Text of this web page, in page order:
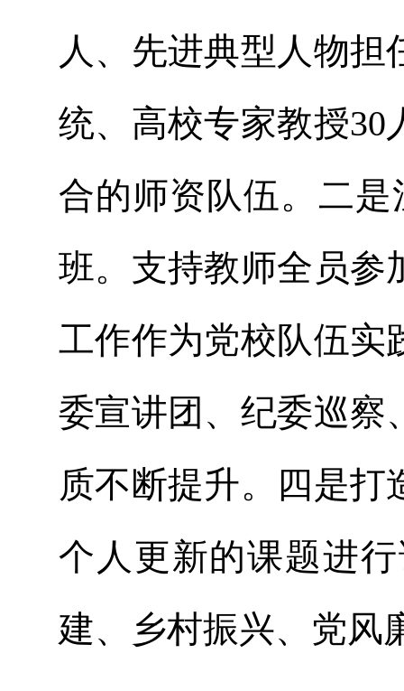
人、先进典型人物
统、高校专家教授
合的师资队伍。二
班。支持教师全员参
工作作为党校队伍实
委宣讲团、纪委巡察
质不断提升。四是打
个人更新的课题进
建、乡村振兴、党风